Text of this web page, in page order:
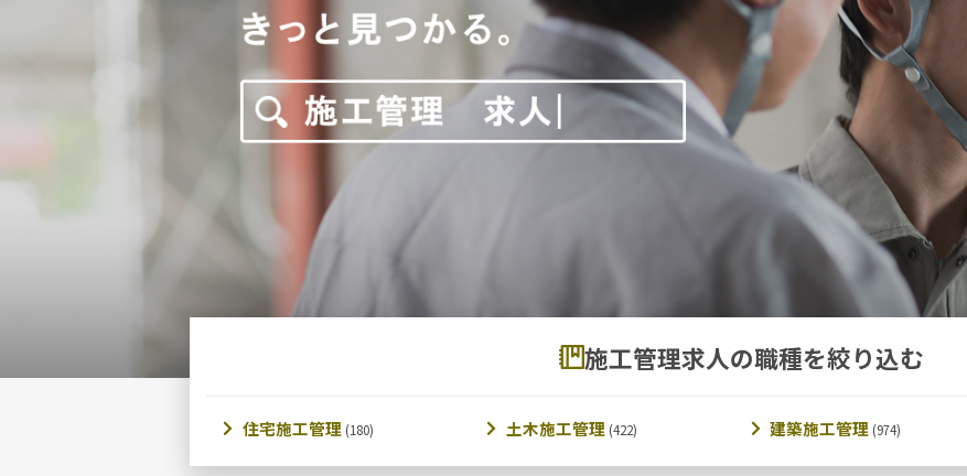
施工管理求人の職種を絞り込む
住宅施工管理 土木施工管理 建築施工管理